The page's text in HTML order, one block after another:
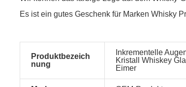
Es ist ein gutes Geschenk für Marken Whisky
Produktbezeich
nung
Inkrementelle
Kristall Whiskey
Eimer